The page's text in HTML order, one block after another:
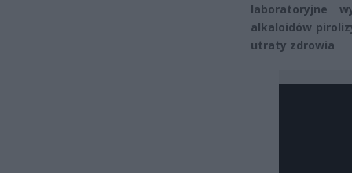
laboratoryjne
alkaloidów
utraty zdrowia